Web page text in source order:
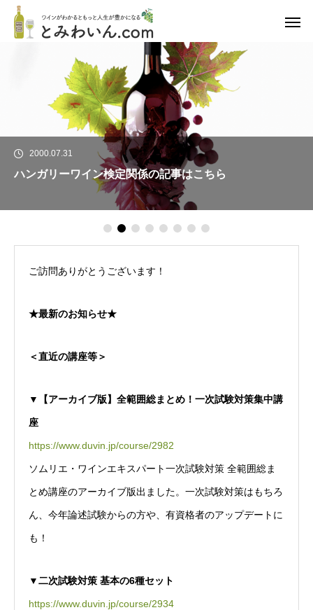
2000.07.31
ハンガリーワイン検定関係の記事はこちら
ご訪問ありがとうございます！
★最新のお知らせ★
＜直近の講座等＞
▼【アーカイブ版】全範囲総まとめ！一次試験対策集中講
座
https://www.duvin.jp/course/2982
ソムリエ・ワインエキスパート一次試験対策 全範囲総ま
とめ講座のアーカイブ版出ました。一次試験対策はもちろ
ん、今年論述試験からの方や、有資格者のアップデートに
も！
▼二次試験対策 基本の6種セット
https://www.duvin.jp/course/2934